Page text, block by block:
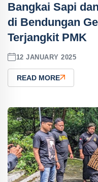
Bangkai Sapi
di Bendungan
Terjangkit PMK
12 JANUARY 2025
READ MORE